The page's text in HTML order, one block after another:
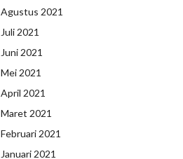
Agustus 2021
Juli 2021
Juni 2021
Mei 2021
April 2021
Maret 2021
Februari 2021
Januari 2021